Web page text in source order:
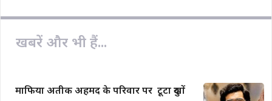
खबरें और भी हैं...
माफिया अतीक अहमद के परिवार पर टूटा दुखों